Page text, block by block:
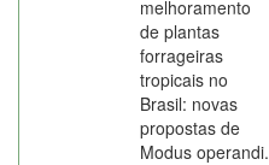
melhoramento
de plantas
forrageiras
tropicais no
Brasil: novas
propostas de
Modus operandi.